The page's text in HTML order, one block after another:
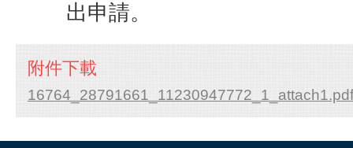
出申請。
附件下載
16764_28791661_11230947772_1_attach1.pdf